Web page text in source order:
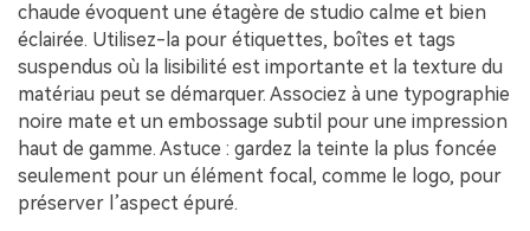
chaude évoquent une étagère de studio calme et bien
éclairée. Utilisez-la pour étiquettes, boîtes et tags
suspendus où la lisibilité est importante et la texture du
matériau peut se démarquer. Associez à une typographie
noire mate et un embossage subtil pour une impression
haut de gamme. Astuce : gardez la teinte la plus foncée
seulement pour un élément focal, comme le logo, pour
préserver l’aspect épuré.